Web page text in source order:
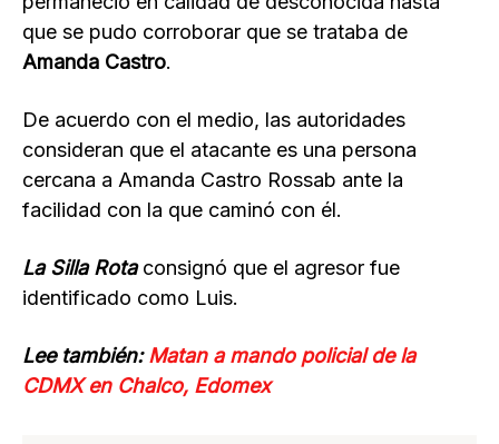
que se pudo corroborar que se trataba de
Amanda Castro.
De acuerdo con el medio, las autoridades
consideran que el atacante es una persona
cercana a Amanda Castro Rossab ante la
facilidad con la que caminó con él.
La Silla Rotaconsignó que el agresor fue
identificado como Luis.
Lee también:Matan a mando policial de la
CDMX en Chalco, Edomex